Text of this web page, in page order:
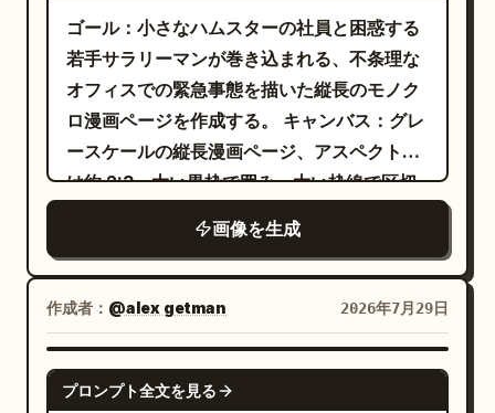
夜はお白湯でそっとお布団へ…」と入れる。
4 コマ目：木製のテーブルでのワイドなシー
ン。左側に箸を持って迷っている様子の女
性、右側に頬杖をついて不敵な笑みを浮かべ
る悪魔の男性。彼には黒い角、長い白髪、黒
いコウモリの翼があり、背後には悪魔の尻尾
が見える。紫がかったグレーの背景に柔らか
なスクリーントーンのテクスチャ。テキス
ト：左側の女性の白い吹き出しに「く
っ…」、右端のトゲのある縦長の吹き出しに
「悪魔ちゃん…！」、悪魔の近くの丸い吹き
る。 ビジュアルスタイル：高品質な日本のウ
[CLOTHING] を着用させ、太い縫い目、最小
限のひだ、小さな手描き風アクセサリーを備
えた、大胆なグラフィック形状に簡略化して
ください。太い外側のシルエット、中程度の
太さの顔のライン、細く角張った髪の毛、目
や髪、服の縫い目周辺のわずかなひっかき傷
を用いた自信に満ちた黒インクの輪郭線。フ
ラットな不透明色、各形状につき 1 つのハー
ドエッジなセルシャドウ、まばらな鉛筆のハ
ッチング、わずかなインクの揺れ、わずかな
色ズレ、そして控えめな古紙の質感を表現し
てください。
のコン
トロールされたパレットを使用し、すべての
ゴール：小さなハムスターの社員と困惑する
若手サラリーマンが巻き込まれる、不条理な
オフィスでの緊急事態を描いた縦長のモノク
ロ漫画ページを作成する。 キャンバス：グレ
ースケールの縦長漫画ページ、アスペクト比
は約 2:3。太い黒枠で囲み、太い枠線で区切
ジュアルスタイル：緻密な日本の青年漫画風
の線画、スクリーントーンによる陰影、清潔
感のあるオフィスのパース、表情豊かなキャ
ラクター、ドラマチックな集中線とギザギザ
の吹き出し。最後のパネルはコントラストを
高くする。カラーは使用しない。 設定：現代
画像を生成
作成者： @alex getman 2026年7月29日
GPT IMAGE 2
プロンプト全文を見る